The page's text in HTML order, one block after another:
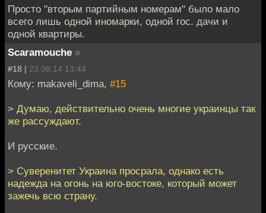
Просто "вторым партийным номерам" было мало
всего лишь одной иномарки, одной гос. дачи и
одной квартиры.
Scaramouche »
#18 | 23.08.14 13:44
Кому: makaveli_dima, #15
> Думаю, действительно очень многие украинцы так
же рассуждают.
И русские.
> Суверенитет Украина просрала, однако есть
надежда на огонь на юго-востоке, который может
зажечь всю страну.